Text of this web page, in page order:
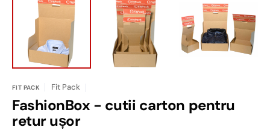
FIT PACK Fit Pack
FashionBox - cutii carton pentru
retur ușor